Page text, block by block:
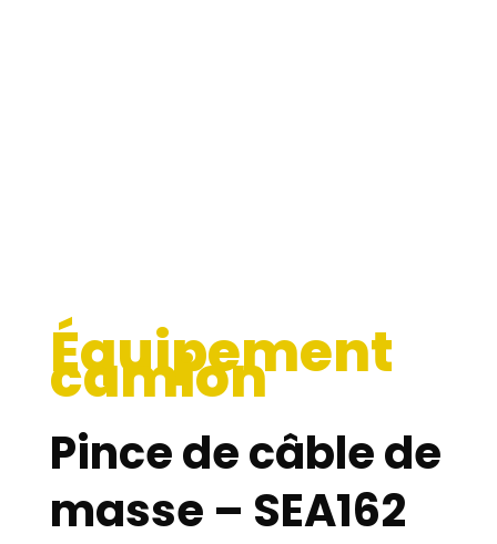
Équipement
camion
Pince de câble de
masse – SEA162